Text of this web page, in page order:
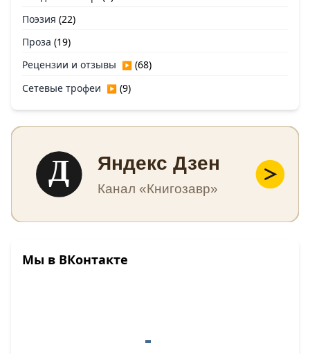
Поэзия (22)
Проза (19)
Рецензии и отзывы ▶ (68)
Сетевые трофеи ▶ (9)
Д Яндекс Дзен
Канал «Книгозавр»
Мы в ВКонтакте